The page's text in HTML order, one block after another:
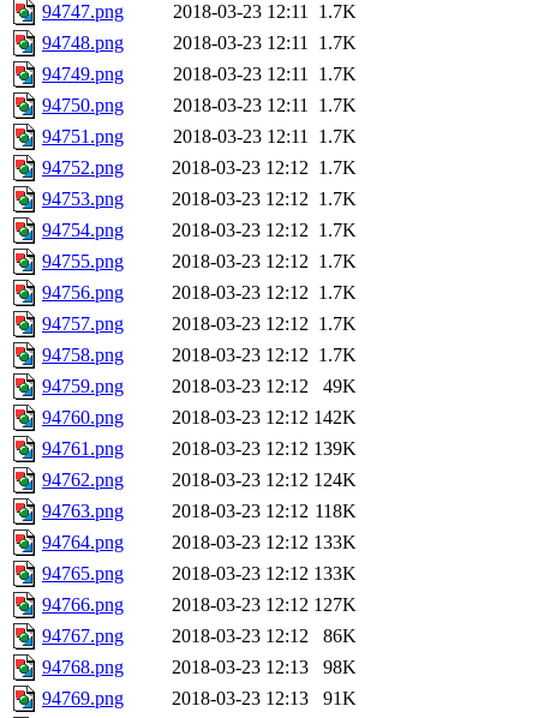
94747.png
2018-03-23 12:11 1.7K
94748.png
2018-03-23 12:11 1.7K
94749.png
2018-03-23 12:11 1.7K
94750.png
2018-03-23 12:11 1.7K
94751.png
2018-03-23 12:11 1.7K
94752.png
2018-03-23 12:12 1.7K
94753.png
2018-03-23 12:12 1.7K
94754.png
2018-03-23 12:12 1.7K
94755.png
2018-03-23 12:12 1.7K
94756.png
2018-03-23 12:12 1.7K
94757.png
2018-03-23 12:12 1.7K
94758.png
2018-03-23 12:12 1.7K
94759.png
2018-03-23 12:12
49K
94760.png
2018-03-23 12:12 142K
94761.png
2018-03-23 12:12 139K
94762.png
2018-03-23 12:12 124K
94763.png
2018-03-23 12:12 118K
94764.png
2018-03-23 12:12 133K
94765.png
2018-03-23 12:12 133K
94766.png
2018-03-23 12:12 127K
94767.png
2018-03-23 12:12
86K
94768.png
2018-03-23 12:13
98K
94769.png
2018-03-23 12:13
91K